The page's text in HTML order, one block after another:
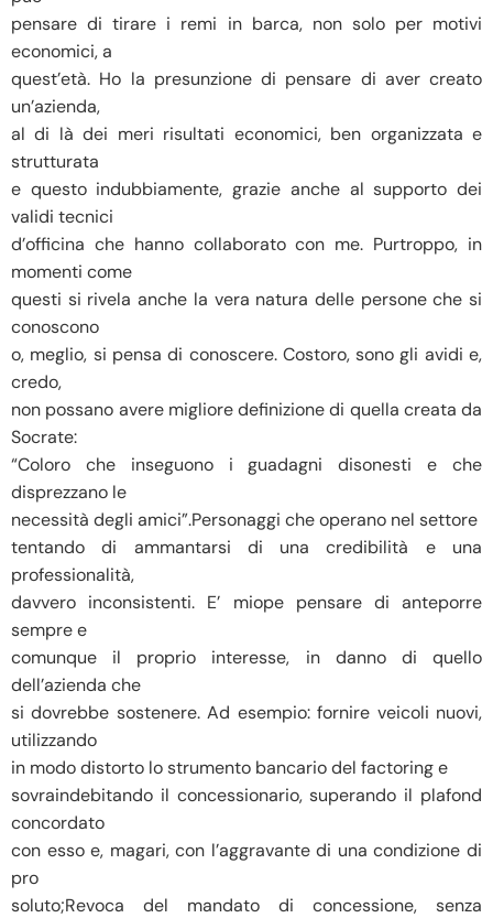
pensare di tirare i remi in barca, non solo per motivi
economici, a
quest’età. Ho la presunzione di pensare di aver creato
un’azienda,
al di là dei meri risultati economici, ben organizzata e
strutturata
e questo indubbiamente, grazie anche al supporto dei
validi tecnici
d’officina che hanno collaborato con me. Purtroppo, in
momenti come
questi si rivela anche la vera natura delle persone che si
conoscono
o, meglio, si pensa di conoscere. Costoro, sono gli avidi e,
credo,
non possano avere migliore definizione di quella creata da
Socrate:
“Coloro che inseguono i guadagni disonesti e che
disprezzano le
necessità degli amici”.Personaggi che operano nel settore
tentando di ammantarsi di una credibilità e una
professionalità,
davvero inconsistenti. E’ miope pensare di anteporre
sempre e
comunque il proprio interesse, in danno di quello
dell’azienda che
si dovrebbe sostenere. Ad esempio: fornire veicoli nuovi,
utilizzando
in modo distorto lo strumento bancario del factoring e
sovraindebitando il concessionario, superando il plafond
concordato
con esso e, magari, con l’aggravante di una condizione di
pro
soluto;Revoca del mandato di concessione, senza